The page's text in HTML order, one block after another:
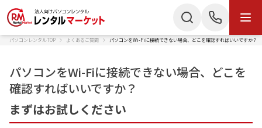
商品カテゴリー
ノートパソコン
050-3135-2199
受付時間 9：00〜17：30（土日祝休）
パソコンレンタルTOP よくあるご質問 パソコンをWi-Fiに接続できない場合、どこを確認すればいいですか？
パソコンをWi-Fiに接続できない場合、どこを
確認すればいいですか？
まずはお試しください